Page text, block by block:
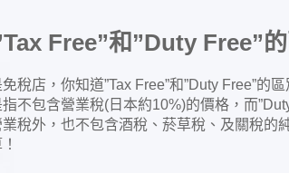
Free”和”Duty Free”的
免稅店，你知道”Tax Free”和”Duty Free”的
不包含營業稅(日本約10%)的價格，而
稅外，也不包含酒稅、菸草稅、及關稅的